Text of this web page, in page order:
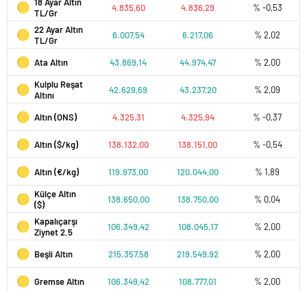
TL/Gr
4.835,60 4.836,29
% -0,53
22 Ayar Altın
TL/Gr
6.007,54 6.217,06 % 2,02
Ata Altın 43.869,14 44.974,47
% 2,00
Kulplu Reşat
Altını
42.629,69 43.237,20 % 2,09
Altın (ONS) 4.325,31 4.325,94 % -0,37
Altın ($/kg) 138.132,00 138.151,00 % -0,54
Altın (€/kg) 119.973,00 120.044,00
% 1,89
Külçe Altın
($)
138.650,00 138.750,00
% 0,04
Kapalıçarşı
Ziynet 2.5
106.349,42 108.045,17 % 2,00
Beşli Altın 215.357,58 219.549,92 % 2,00
Gremse Altın 106.349,42 108.777,01 % 2,00